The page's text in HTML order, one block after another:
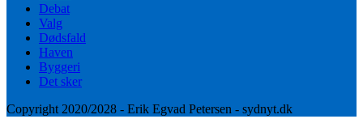
Debat
Valg
Dødsfald
Haven
Byggeri
Det sker
Copyright 2020/2028 - Erik Egvad Petersen - sydnyt.dk